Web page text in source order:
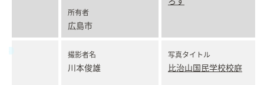
所有者
広島市
撮影者名
川本俊雄
写真タイトル
比治山国民学校校庭